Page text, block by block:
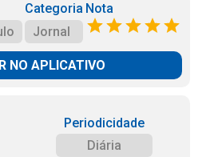
Categoria
Jornal
Nota
NO APLICATIVO
Periodicidade
Diária